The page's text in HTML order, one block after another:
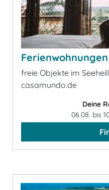
freie Objekte im
casamundo.de
Deine
06.08. bis